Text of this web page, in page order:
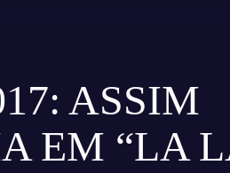
ASSIM
EM “LA